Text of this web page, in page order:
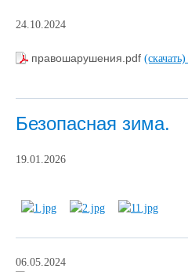
24.10.2024
правошарушения.pdf (скачать)
Безопасная зима.
19.01.2026
06.05.2024